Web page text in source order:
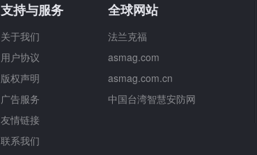
支持与服务
关于我们
用户协议
版权声明
广告服务
友情链接
联系我们
全球网站
法兰克福
asmag.com
asmag.com.cn
中国台湾智慧安防网